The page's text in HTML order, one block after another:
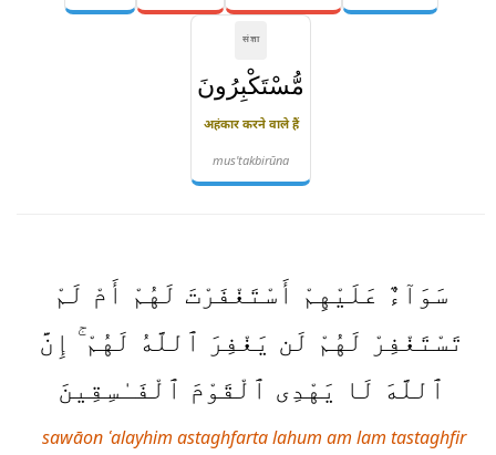
संज्ञा
مُّسْتَكْبِرُونَ
अहंकार करने वाले हैं
mus'takbirūna
سَوَآءٌ عَلَيْهِمْ أَسْتَغْفَرْتَ لَهُمْ أَمْ لَمْ
تَسْتَغْفِرْ لَهُمْ لَن يَغْفِرَ ٱللَّهُ لَهُمْ ۚ إِنَّ
ٱللَّهَ لَا يَهْدِى ٱلْقَوْمَ ٱلْفَـٰسِقِينَ
sawāon ʿalayhim astaghfarta lahum am lam tastaghfir